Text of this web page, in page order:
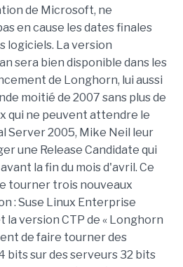
de Microsoft, ne
en cause les dates finales
logiciels. La version
sera bien disponible dans les
de Longhorn, lui aussi
moitié de 2007 sans plus de
qui ne peuvent attendre le
Server 2005, Mike Neil leur
une Release Candidate qui
la fin du mois d'avril. Ce
tourner trois nouveaux
: Suse Linux Enterprise
la version CTP de « Longhorn
de faire tourner des
bits sur des serveurs 32 bits